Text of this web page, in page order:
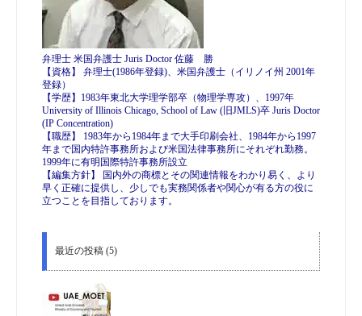
弁理士 米国弁護士 Juris Doctor 佐藤 勝
【資格】 弁理士(1986年登録)、米国弁護士（イリノイ州 2001年
登録）
【学歴】1983年東北大学理学部卒（物理学専攻）、1997年
University of Illinois Chicago, School of Law (旧JMLS)卒 Juris Doctor
(IP Concentration)
【職歴】 1983年から1984年まで大手印刷会社、1984年から1997
年まで国内特許事務所および米国法律事務所にそれぞれ勤務。
1999年に有明国際特許事務所設立
【編集方針】 国内外の商標とその関連情報をわかり易く、より
早く正確に提供し、少しでも実務関係者や関心が有る方の役に
立つことを目指しております。
最近の投稿 (5)